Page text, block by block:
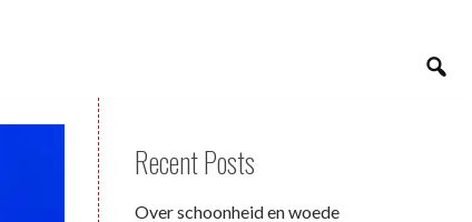
Recent Posts
Over schoonheid en woede